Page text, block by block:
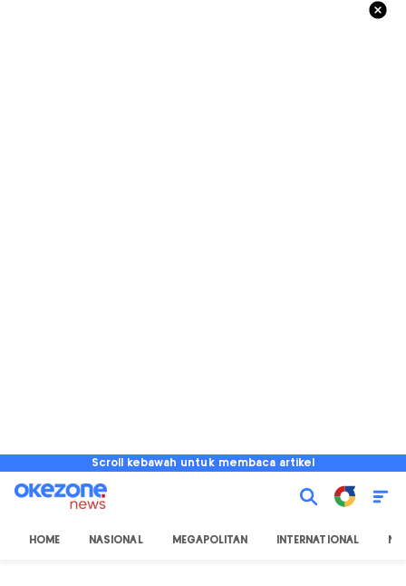
Scroll kebawah untuk membaca artikel
HOME NASIONAL MEGAPOLITAN INTERNATIONAL